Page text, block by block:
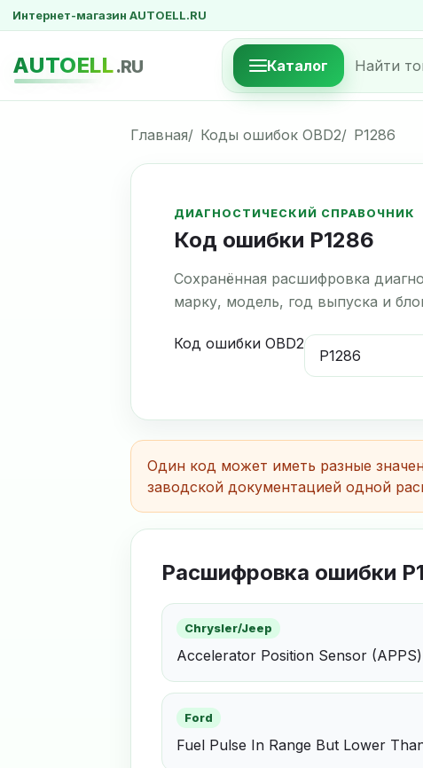
Интернет-магазин AUTOELL.RU
AUTOELL.RU Каталог
Главная Коды ошибок OBD2 P1286
ДИАГНОСТИЧЕСКИЙ СПРАВОЧНИК
Код ошибки P1286
Сохранённая расшифровка
марку, модель, год выпуска и
Код ошибки OBD2
Один код может иметь разные
заводской документацией одной
Расшифровка ошибки
Chrysler/Jeep
Accelerator Position Sensor
Ford
Fuel Pulse In Range But Lower